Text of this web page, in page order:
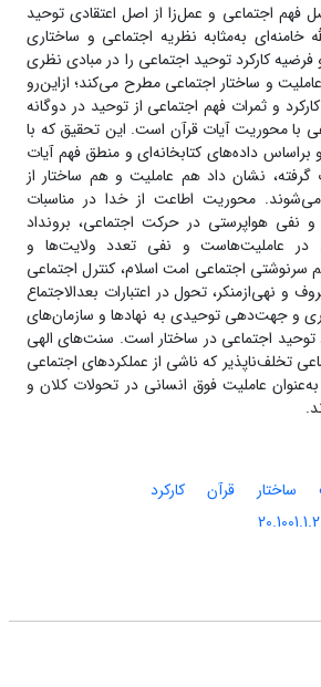
فهم اجتماعی و عمل‌زا از اصل اعتقادی توحید
خامنه‌ای به‌مثابه نظریه اجتماعی و ساختاری
کارکرد توحید اجتماعی را در مبادی نظری
و ساختار اجتماعی مطرح می‌کند؛ ازاین‌رو
و ثمرات فهم اجتماعی از توحید در دوگانه
با محوریت آیات قرآن است. این تحقیق که با
داده‌های کتابخانه‌ای و منطق فهم آیات
نشان داد هم عاملیت و هم ساختار از
می‌شوند. محوریت اطاعت از خدا در مناسبات
نفی هواپرستی در حرکت اجتماعی، برونداد
در عاملیت‌هاست و نفی تعدد ولایت‌ها و
سرنوشتی اجتماعی امت اسلام، کنترل اجتماعی
و نهی‌ازمنکر، تحول در اعتبارات بعدالاجتماع
و جهت‌دهی توحیدی به نهادها و سازمان‌های
توحید اجتماعی در ساختار است. سنت‌های الهی
تخلف‌ناپذیر که ناشی از عملکردهای اجتماعی
عاملیت فوق انسانی در تحولات کلان و
ساختار قرآن
کارکرد